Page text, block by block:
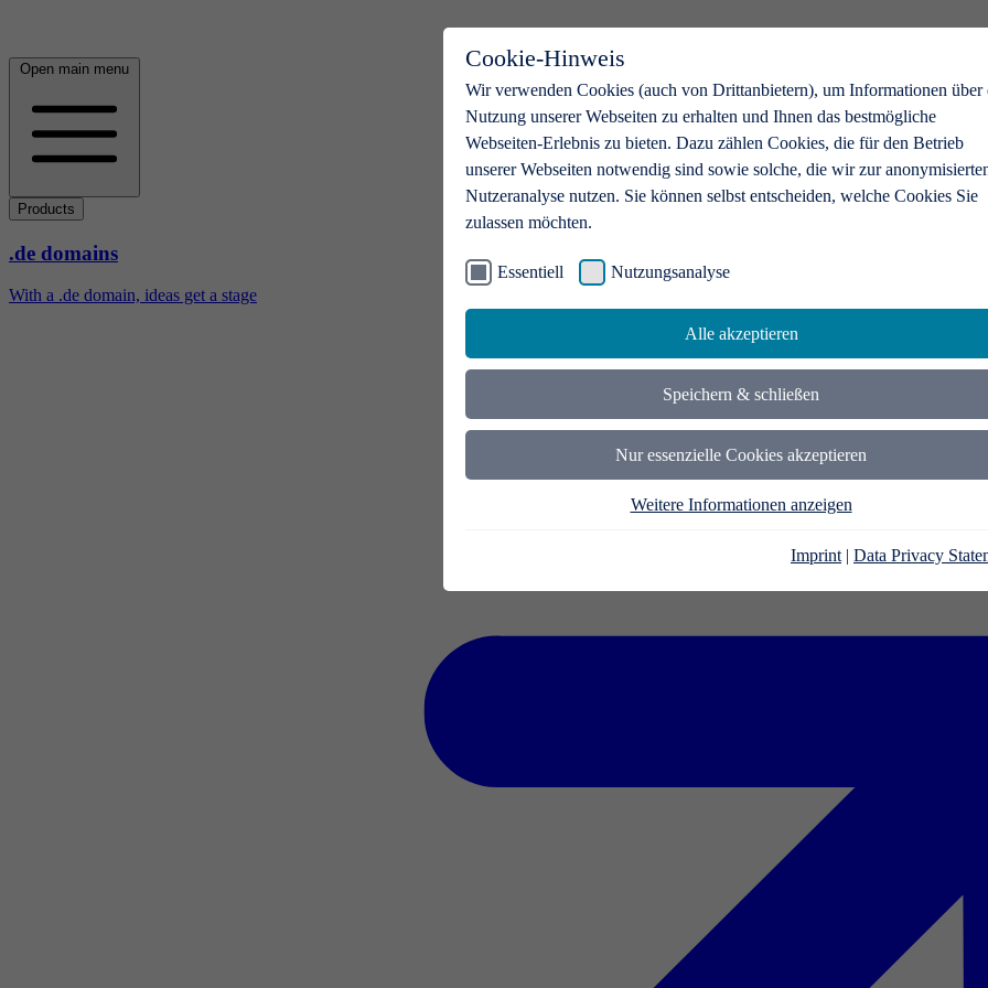
Cookie-Hinweis
Wir verwenden Cookies (auch von Drittanbietern), um Informationen über
Nutzung unserer Webseiten zu erhalten und Ihnen das bestmögliche
Webseiten-Erlebnis zu bieten. Dazu zählen Cookies, die für den Betrieb
unserer Webseiten notwendig sind sowie solche, die wir zur
Nutzeranalyse nutzen. Sie können selbst entscheiden, welche Cookies Sie
zulassen möchten.
Essentiell Nutzungsanalyse
Alle akzeptieren
Speichern & schließen
Nur essenzielle Cookies akzeptieren
Weitere Informationen anzeigen
Imprint | Data Privacy
Open main menu
Products
.de domains
With a .de domain, ideas get a stage